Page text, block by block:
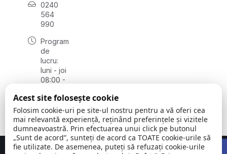
0240
564
990
Program
de
lucru:
luni - joi
08:00 -
vineri
08:00 -
14:00
Acest site folosește cookie
Folosim cookie-uri pe site-ul nostru pentru a vă oferi cea
mai relevantă experiență, reținând preferințele și vizitele
dumneavoastră. Prin efectuarea unui click pe butonul
„Sunt de acord”, sunteți de acord ca TOATE cookie-urile să
fie utilizate. De asemenea, puteți să refuzați cookie-urile